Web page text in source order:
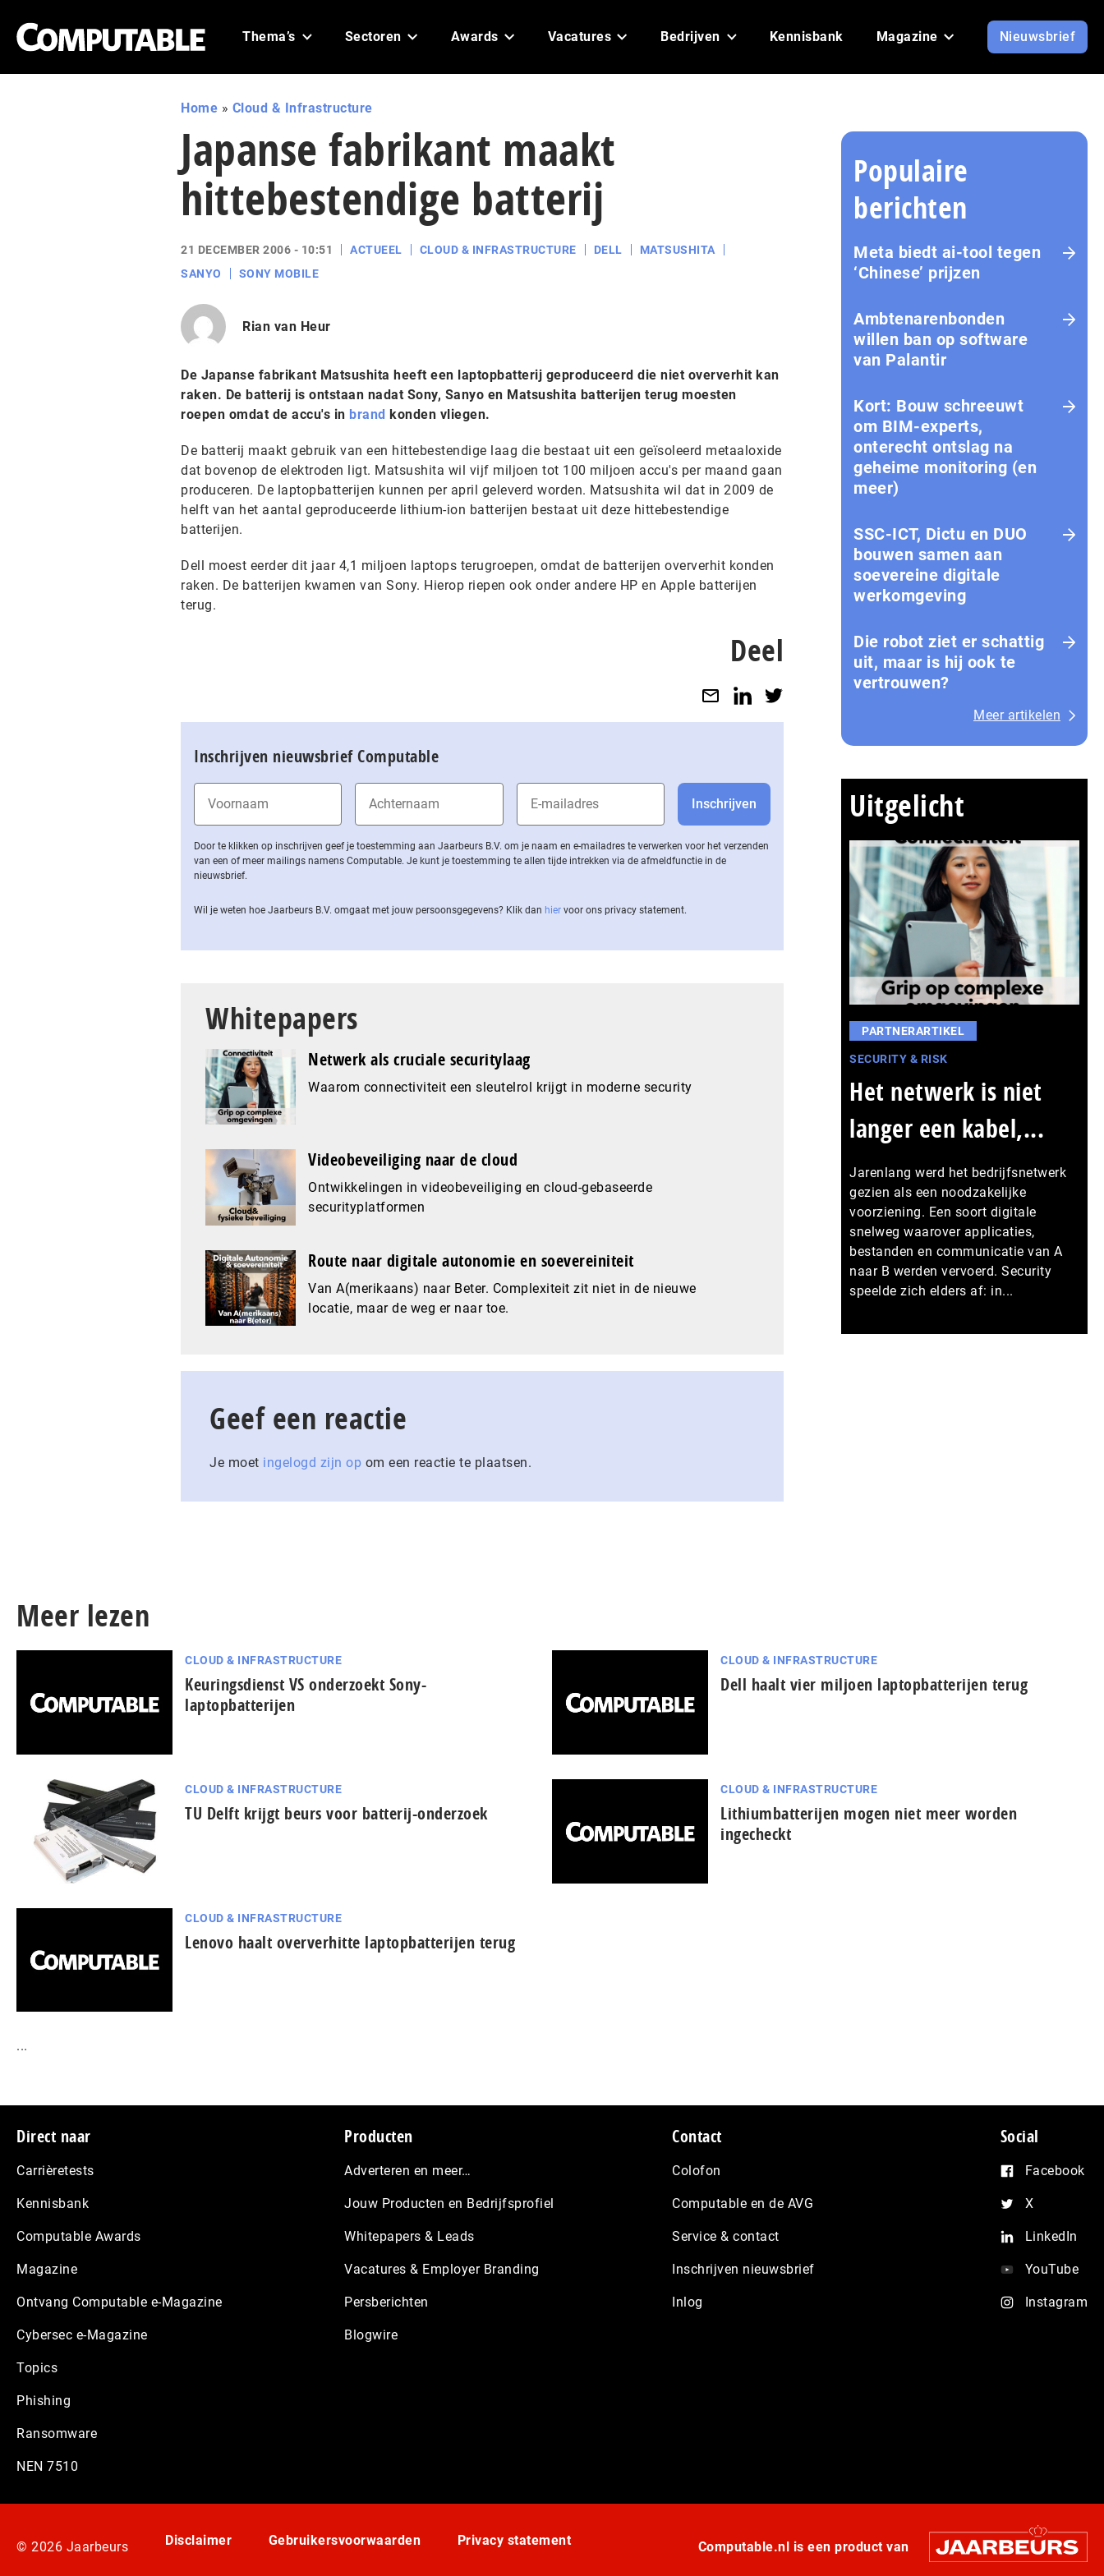
Thema’s Sectoren Awards Vacatures Bedrijven Kennisbank Magazine Nieuwsbrief
Home » Cloud & Infrastructure
Japanse fabrikant maakt
hittebestendige batterij
21 DECEMBER 2006 - 10:51 ACTUEEL CLOUD & INFRASTRUCTURE DELL
MATSUSHITA
SANYO
SONY MOBILE
Rian van Heur
De Japanse fabrikant Matsushita heeft een laptopbatterij geproduceerd die niet oververhit kan
raken. De batterij is ontstaan nadat Sony, Sanyo en Matsushita batterijen terug moesten
roepen omdat de accu's in brand konden vliegen.
De batterij maakt gebruik van een hittebestendige laag die bestaat uit een geïsoleerd metaaloxide
dat bovenop de elektroden ligt. Matsushita wil vijf miljoen tot 100 miljoen accu's per maand gaan
produceren. De laptopbatterijen kunnen per april geleverd worden. Matsushita wil dat in 2009 de
helft van het aantal geproduceerde lithium-ion batterijen bestaat uit deze hittebestendige
batterijen.
Dell moest eerder dit jaar 4,1 miljoen laptops terugroepen, omdat de batterijen oververhit konden
raken. De batterijen kwamen van Sony. Hierop riepen ook onder andere HP en Apple batterijen
terug.
Deel
Inschrijven nieuwsbrief Computable
Door te klikken op inschrijven geef je toestemming aan Jaarbeurs B.V. om je naam en e-mailadres te verwerken voor het verzenden
van een of meer mailings namens Computable. Je kunt je toestemming te allen tijde intrekken via de af­meld­func­tie in de
nieuwsbrief.
Wil je weten hoe Jaarbeurs B.V. omgaat met jouw per­soons­ge­ge­vens? Klik dan hier voor ons privacy statement.
Whitepapers
Netwerk als cruciale securitylaag
Waarom connectiviteit een sleutelrol krijgt in moderne security
Videobeveiliging naar de cloud
Ontwikkelingen in videobeveiliging en cloud-gebaseerde
securityplatformen
Route naar digitale autonomie en soevereiniteit
Van A(merikaans) naar Beter. Complexiteit zit niet in de nieuwe
locatie, maar de weg er naar toe.
Geef een reactie
Je moet ingelogd zijn op om een reactie te plaatsen.
Populaire
berichten
Meta biedt ai-tool tegen
‘Chinese’ prijzen
Ambtenarenbonden
willen ban op software
van Palantir
Kort: Bouw schreeuwt
om BIM-experts,
onterecht ontslag na
geheime monitoring (en
meer)
SSC-ICT, Dictu en DUO
bouwen samen aan
soevereine digitale
werkomgeving
Die robot ziet er schattig
uit, maar is hij ook te
vertrouwen?
Meer artikelen
Uitgelicht
PARTNERARTIKEL
SECURITY & RISK
Het netwerk is niet
langer een kabel,...
Jarenlang werd het bedrijfsnetwerk
gezien als een noodzakelijke
voorziening. Een soort digitale
snelweg waarover applicaties,
bestanden en communicatie van A
naar B werden vervoerd. Security
speelde zich elders af: in...
Meer lezen
CLOUD & INFRASTRUCTURE
Keuringsdienst VS onderzoekt Sony-
laptopbatterijen
CLOUD & INFRASTRUCTURE
Dell haalt vier miljoen laptopbatterijen terug
CLOUD & INFRASTRUCTURE
TU Delft krijgt beurs voor batterij-onderzoek
CLOUD & INFRASTRUCTURE
Lithiumbatterijen mogen niet meer worden
ingecheckt
CLOUD & INFRASTRUCTURE
Lenovo haalt oververhitte laptopbatterijen terug
...
Footer
Direct naar
Carrièretests
Kennisbank
Computable Awards
Magazine
Ontvang Computable e-Magazine
Cybersec e-Magazine
Topics
Phishing
Ransomware
NEN 7510
Producten
Adverteren en meer…
Jouw Producten en Bedrijfsprofiel
Whitepapers & Leads
Vacatures & Employer Branding
Persberichten
Blogwire
Contact
Colofon
Computable en de AVG
Service & contact
Inschrijven nieuwsbrief
Inlog
Social
Facebook
X
LinkedIn
YouTube
Instagram
© 2026 Jaarbeurs Disclaimer Gebruikersvoorwaarden Privacy statement Computable.nl is een product van